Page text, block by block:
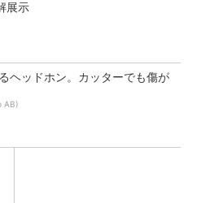
展示
ヘッドホン。カッターでも傷が
AB)